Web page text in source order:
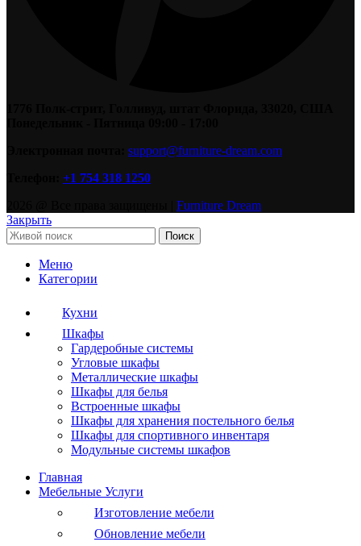
support@furniture-dream.com
+1 754 318 1250
Furniture Dream
Закрыть
Поиск
Меню
Категории
Кухни
Шкафы
Гардеробные системы
Угловые шкафы
Металлические шкафы
Шкафы для белья
Встроенные шкафы
Шкафы для хранения постельного белья
Шкафы для спортивного инвентаря
Модульные системы шкафов
Главная
Мебельные Услуги
Изготовление мебели
Обновление мебели